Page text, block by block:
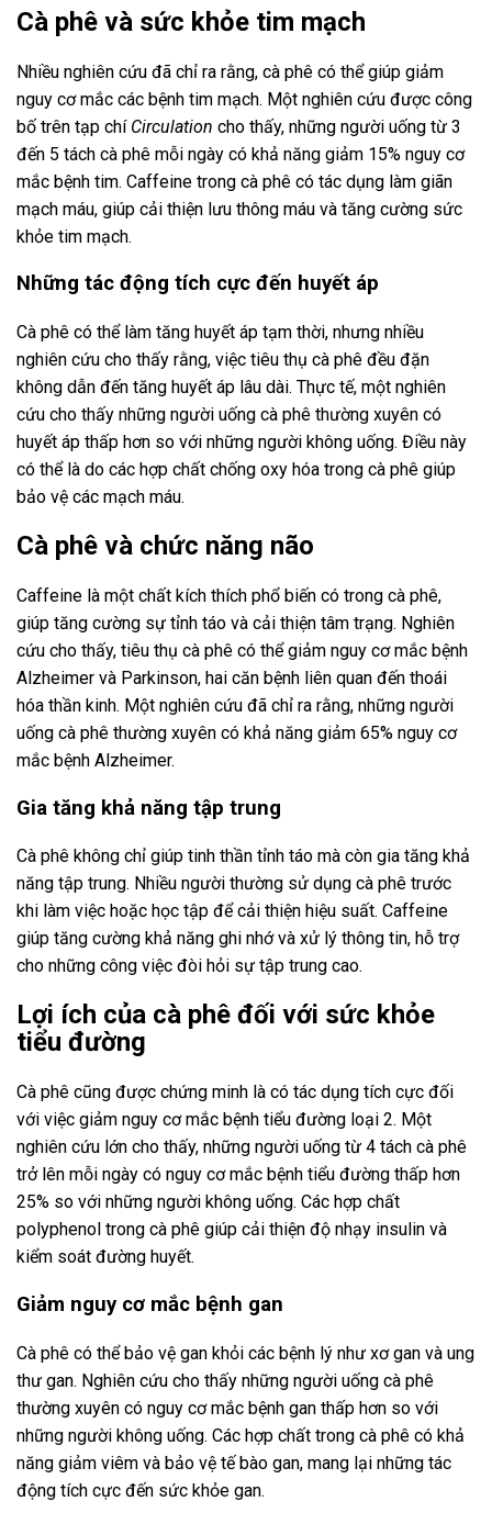
Cà phê và sức khỏe tim mạch
Nhiều nghiên cứu đã chỉ ra rằng, cà phê có thể giúp giảm
nguy cơ mắc các bệnh tim mạch. Một nghiên cứu được công
bố trên tạp chí Circulation cho thấy, những người uống từ 3
đến 5 tách cà phê mỗi ngày có khả năng giảm 15% nguy cơ
mắc bệnh tim. Caffeine trong cà phê có tác dụng làm giãn
mạch máu, giúp cải thiện lưu thông máu và tăng cường sức
khỏe tim mạch.
Những tác động tích cực đến huyết áp
Cà phê có thể làm tăng huyết áp tạm thời, nhưng nhiều
nghiên cứu cho thấy rằng, việc tiêu thụ cà phê đều đặn
không dẫn đến tăng huyết áp lâu dài. Thực tế, một nghiên
cứu cho thấy những người uống cà phê thường xuyên có
huyết áp thấp hơn so với những người không uống. Điều này
có thể là do các hợp chất chống oxy hóa trong cà phê giúp
bảo vệ các mạch máu.
Cà phê và chức năng não
Caffeine là một chất kích thích phổ biến có trong cà phê,
giúp tăng cường sự tỉnh táo và cải thiện tâm trạng. Nghiên
cứu cho thấy, tiêu thụ cà phê có thể giảm nguy cơ mắc bệnh
Alzheimer và Parkinson, hai căn bệnh liên quan đến thoái
hóa thần kinh. Một nghiên cứu đã chỉ ra rằng, những người
uống cà phê thường xuyên có khả năng giảm 65% nguy cơ
mắc bệnh Alzheimer.
Gia tăng khả năng tập trung
Cà phê không chỉ giúp tinh thần tỉnh táo mà còn gia tăng khả
năng tập trung. Nhiều người thường sử dụng cà phê trước
khi làm việc hoặc học tập để cải thiện hiệu suất. Caffeine
giúp tăng cường khả năng ghi nhớ và xử lý thông tin, hỗ trợ
cho những công việc đòi hỏi sự tập trung cao.
Lợi ích của cà phê đối với sức khỏe
tiểu đường
Cà phê cũng được chứng minh là có tác dụng tích cực đối
với việc giảm nguy cơ mắc bệnh tiểu đường loại 2. Một
nghiên cứu lớn cho thấy, những người uống từ 4 tách cà phê
trở lên mỗi ngày có nguy cơ mắc bệnh tiểu đường thấp hơn
25% so với những người không uống. Các hợp chất
polyphenol trong cà phê giúp cải thiện độ nhạy insulin và
kiểm soát đường huyết.
Giảm nguy cơ mắc bệnh gan
Cà phê có thể bảo vệ gan khỏi các bệnh lý như xơ gan và ung
thư gan. Nghiên cứu cho thấy những người uống cà phê
thường xuyên có nguy cơ mắc bệnh gan thấp hơn so với
những người không uống. Các hợp chất trong cà phê có khả
năng giảm viêm và bảo vệ tế bào gan, mang lại những tác
động tích cực đến sức khỏe gan.